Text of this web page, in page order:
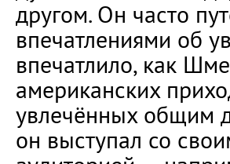
другом. Он часто
впечатлениями об
впечатлило, как
американских
увлечённых общим
он выступал со